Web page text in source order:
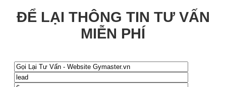
ĐỂ LẠI THÔNG TIN TƯ VẤN
MIỄN PHÍ